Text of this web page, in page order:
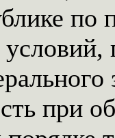
по
при